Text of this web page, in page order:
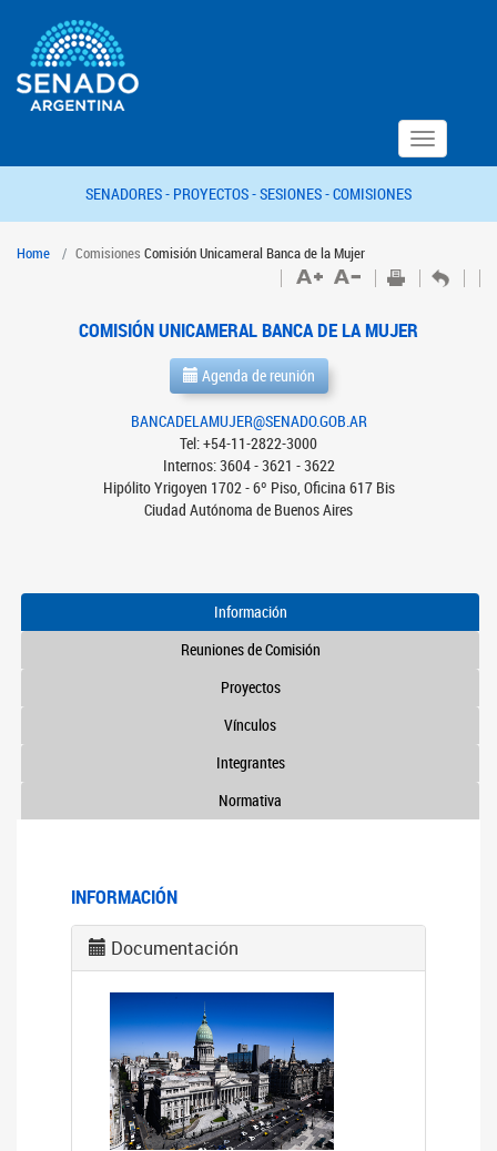
Toggle
navigation
SENADORES - PROYECTOS -SESIONES -COMISIONES
Home Comisiones Comisión Unicameral Banca de la Mujer
COMISIÓN UNICAMERAL BANCA DE LA MUJER
Agenda de reunión
BANCADELAMUJER@SENADO.GOB.AR
Tel: +54-11-2822-3000
Internos: 3604 - 3621 - 3622
Hipólito Yrigoyen 1702 - 6º Piso, Oficina 617 Bis
Ciudad Autónoma de Buenos Aires
Información
Reuniones de Comisión
Proyectos
Vínculos
Integrantes
Normativa
INFORMACIÓN
Documentación